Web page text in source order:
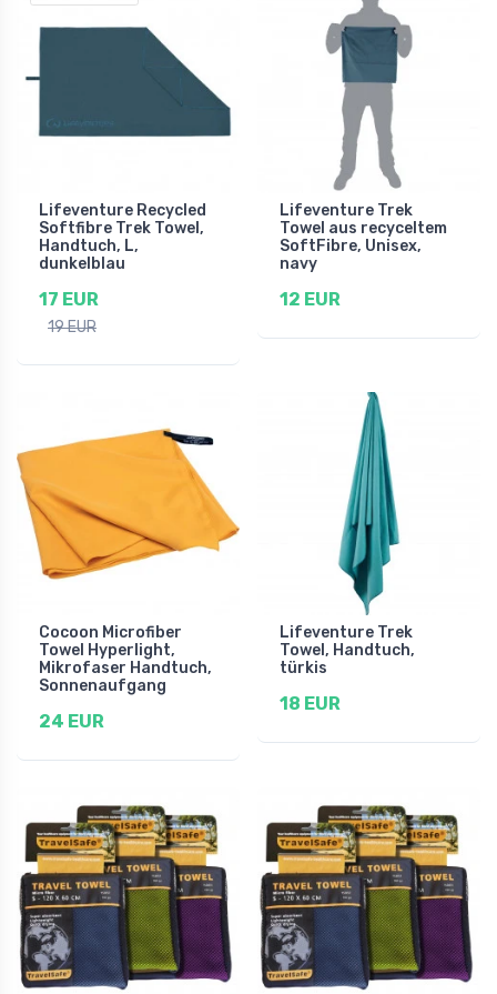
Lifeventure Recycled
Softfibre Trek Towel,
Handtuch, L,
dunkelblau
17 EUR
19 EUR
Lifeventure Trek
Towel aus recyceltem
SoftFibre, Unisex,
navy
12 EUR
Cocoon Microfiber
Towel Hyperlight,
Mikrofaser Handtuch,
Sonnenaufgang
24 EUR
Lifeventure Trek
Towel, Handtuch,
türkis
18 EUR